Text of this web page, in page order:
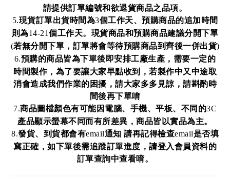
請提供訂單編號和欲退貨商品之品項。
5.現貨訂單出貨時間為3個工作天、預購商品的追加時間
則為14-21個工作天。現貨商品和預購商品建議分開下單
(若無分開下單，訂單將會等待預購商品到齊後一併出貨)
6.預購的商品皆為下單後即安排工廠生產，需要一定的
時間製作，為了要讓大家早點收到，若製作中又中途取
消會造成我們作業的困擾，請大家多多見諒，請斟酌時
間後再下單唷
7.商品圖檔顏色有可能因電腦、手機、平板、不同的3C
產品顯示螢幕不同而有所差異，商品皆以實品為主。
8.發貨、到貨都會有email通知 請再記得檢查email是否填
寫正確，如下單後需追蹤訂單進度，請登入會員資料的
訂單查詢中查看唷。